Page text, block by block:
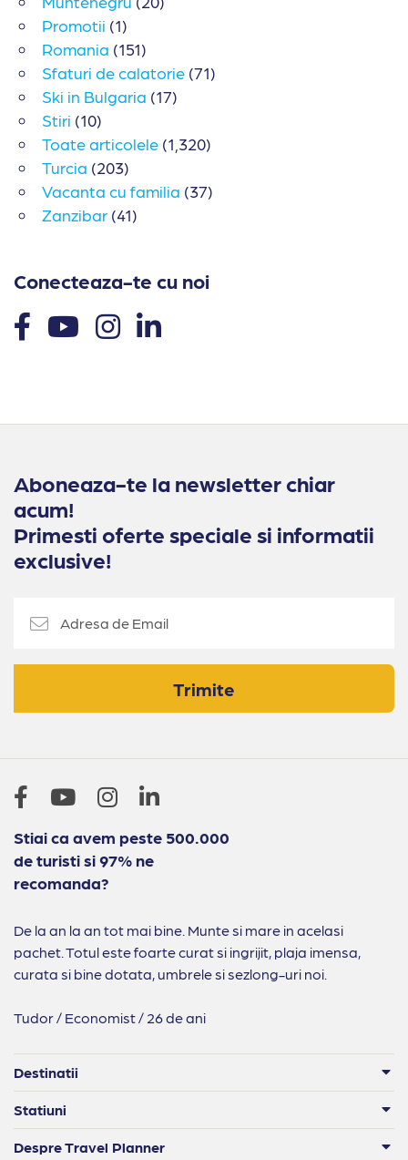
Promotii (1)
Romania (151)
Sfaturi de calatorie (71)
Ski in Bulgaria (17)
Stiri (10)
Toate articolele (1,320)
Turcia (203)
Vacanta cu familia (37)
Zanzibar (41)
Conecteaza-te cu noi
Aboneaza-te la newsletter chiar
acum!
Primesti oferte speciale si informatii
exclusive!
Trimite
Stiai ca avem peste 500.000
de turisti si 97% ne
recomanda?
De la an la an tot mai bine. Munte si mare in acelasi
pachet. Totul este foarte curat si ingrijit, plaja imensa,
curata si bine dotata, umbrele si sezlong-uri noi.
Tudor / Economist / 26 de ani
Destinatii
Statiuni
Despre Travel Planner